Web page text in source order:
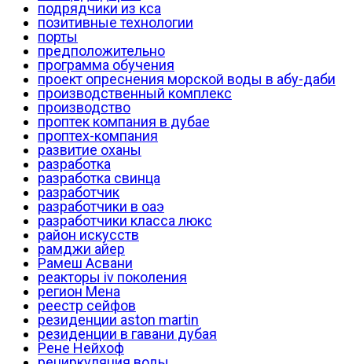
подрядчики из кса
позитивные технологии
порты
предположительно
программа обучения
проект опреснения морской воды в абу-даби
производственный комплекс
производство
проптек компания в дубае
проптех-компания
развитие оханы
разработка
разработка свинца
разработчик
разработчики в оаэ
разработчики класса люкс
район искусств
рамджи айер
Рамеш Асвани
реакторы iv поколения
регион Мена
реестр сейфов
резиденции aston martin
резиденции в гавани дубая
Рене Нейхоф